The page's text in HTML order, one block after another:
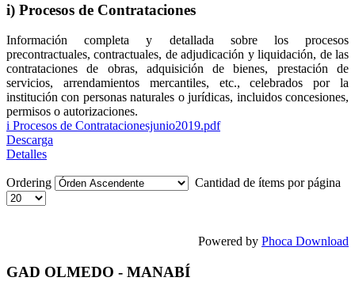
i) Procesos de Contrataciones
Información completa y detallada sobre los procesos
precontractuales, contractuales, de adjudicación y liquidación, de las
contrataciones de obras, adquisición de bienes, prestación de
servicios, arrendamientos mercantiles, etc., celebrados por la
institución con personas naturales o jurídicas, incluidos concesiones,
permisos o autorizaciones.
i Procesos de Contratacionesjunio2019.pdf
Descarga
Detalles
Ordering Cantidad de ítems por página
Powered by Phoca Download
GAD OLMEDO - MANABÍ